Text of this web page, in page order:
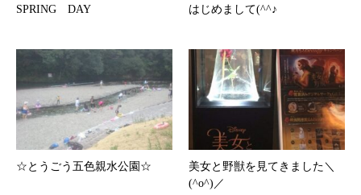
SPRING DAY はじめまして(^^♪
☆とうごう五色親水公園☆
美女と野獣を見てきました＼
(^o^)／